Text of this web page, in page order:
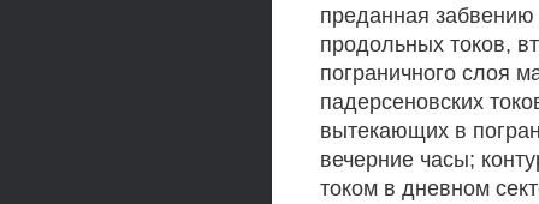
преданная забвению
продольных токов,
пограничного слоя
падерсеновских
вытекающих в
вечерние часы;
током в дневном